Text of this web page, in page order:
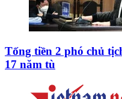
Tống tiền 2 phó chủ
17 năm tù